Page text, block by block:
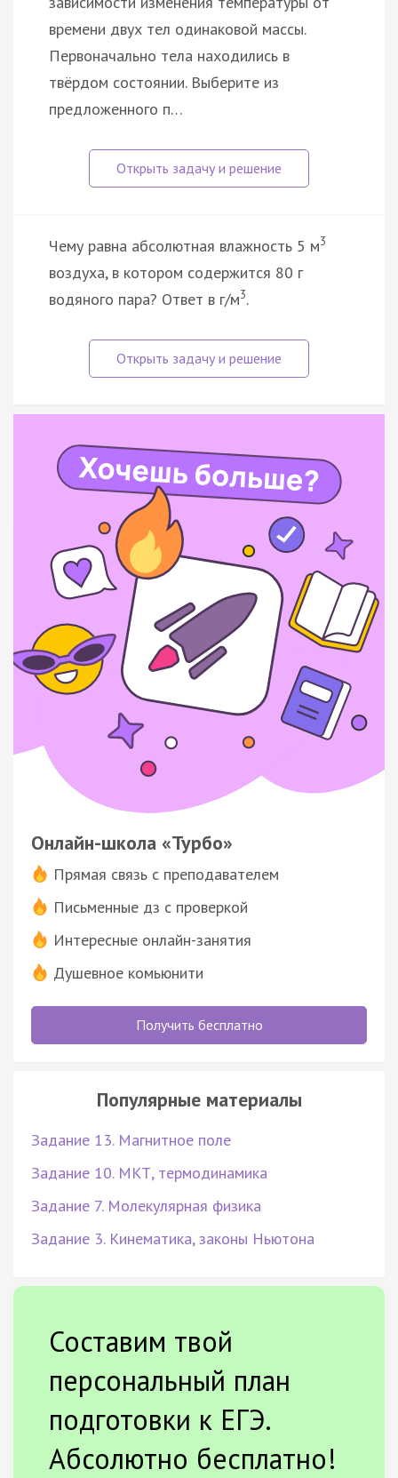
времени двух тел одинаковой массы.
Первоначально тела находились в
твёрдом состоянии. Выберите из
предложенного п…
Чему равна абсолютная влажность 5 м3
воздуха, в котором содержится 80 г
водяного пара? Ответ в г/м3.
Онлайн-школа «Турбо»
Прямая связь с преподавателем
Письменные дз с проверкой
Интересные онлайн-занятия
Душевное комьюнити
Получить бесплатно
Популярные материалы
Задание 13. Магнитное поле
Задание 10. МКТ, термодинамика
Задание 7. Молекулярная физика
Задание 3. Кинематика, законы Ньютона
Составим твой
персональный план
подготовки к ЕГЭ.
Абсолютно бесплатно!